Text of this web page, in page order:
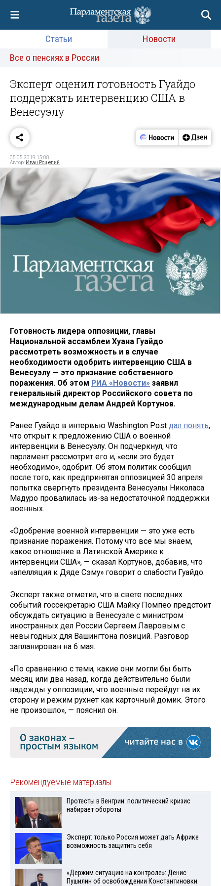
Статьи
Новости
Все о пенсиях в России
Эксперт оценил готовность Гуайдо
поддержать интервенцию США в
Венесуэлу
05.05.2019 15:08
Автор: Иван Рощепий
Готовность лидера оппозиции, главы
Национальной ассамблеи Хуана Гуайдо
рассмотреть возможность и в случае
необходимости одобрить интервенцию США в
Венесуэлу — это признание собственного
поражения. Об этом РИА «Новости» заявил
генеральный директор Российского совета по
международным делам Андрей Кортунов.
Ранее Гуайдо в интервью Washington Post дал понять,
что открыт к предложению США о военной
интервенции в Венесуэлу. Он подчеркнул, что
парламент рассмотрит его и, «если это будет
необходимо», одобрит. Об этом политик сообщил
после того, как предпринятая оппозицией 30 апреля
попытка свергнуть президента Венесуэлы Николаса
Мадуро провалилась из-за недостаточной поддержки
военных.
«Одобрение военной интервенции — это уже есть
признание поражения. Потому что все мы знаем,
какое отношение в Латинской Америке к
интервенции США», — сказал Кортунов, добавив, что
«апелляция к Дяде Сэму» говорит о слабости Гуайдо.
Эксперт также отметил, что в свете последних
событий госсекретарю США Майку Помпео предстоит
обсуждать ситуацию в Венесуэле с министром
иностранных дел России Сергеем Лавровым с
невыгодных для Вашингтона позиций. Разговор
запланирован на 6 мая.
«По сравнению с теми, какие они могли бы быть
месяц или два назад, когда действительно были
надежды у оппозиции, что военные перейдут на их
сторону и режим рухнет как карточный домик. Этого
не произошло», — пояснил он.
Рекомендуемые материалы
Протесты в Венгрии: политический кризис
набирает обороты
Эксперт: только Россия может дать Африке
возможность защитить себя
«Держим ситуацию на контроле»: Денис
Пушилин об освобождении Константиновки